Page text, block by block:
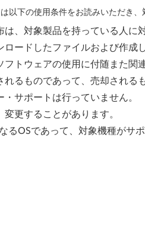
以下の使用条件をお読みいただき
、対象製品を持っている人に
ードしたファイルおよび作成
トウェアの使用に付随また関
るものであって、売却される
サポートは行っていません。
更することがあります。
るOSであって、対象機種がサ